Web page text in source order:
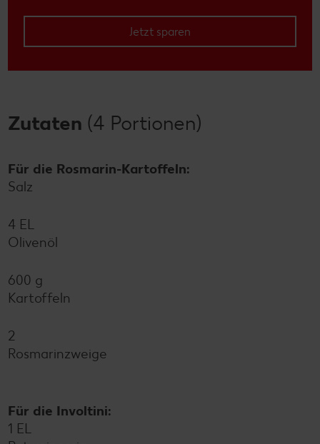
Jetzt sparen
Zutaten (4 Portionen)
Für die Rosmarin-Kartoffeln:
Salz
4 EL
Olivenöl
600 g
Kartoffeln
2
Rosmarinzweige
Für die Involtini:
1 EL